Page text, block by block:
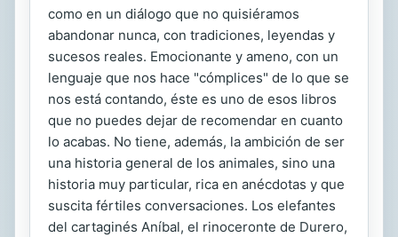
como en un diálogo que no quisiéramos
abandonar nunca, con tradiciones, leyendas y
sucesos reales. Emocionante y ameno, con un
lenguaje que nos hace "cómplices" de lo que se
nos está contando, éste es uno de esos libros
que no puedes dejar de recomendar en cuanto
lo acabas. No tiene, además, la ambición de ser
una historia general de los animales, sino una
historia muy particular, rica en anécdotas y que
suscita fértiles conversaciones. Los elefantes
del cartaginés Aníbal, el rinoceronte de Durero,